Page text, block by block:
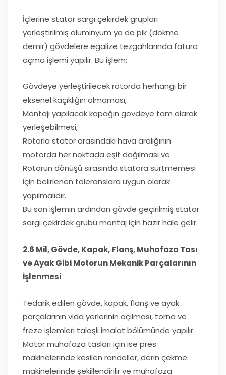
İçlerine stator sargı çekirdek grupları
yerleştirilmiş alüminyum ya da pik (dökme
demir) gövdelere egalize tezgahlarında fatura
açma işlemi yapılır. Bu işlem;
Gövdeye yerleştirilecek rotorda herhangi bir
eksenel kaçıklığın olmaması,
Montajı yapılacak kapağın gövdeye tam olarak
yerleşebilmesi,
Rotorla stator arasındaki hava aralığının
motorda her noktada eşit dağılması ve
Rotorun dönüşü sırasında statora sürtmemesi
için belirlenen toleranslara uygun olarak
yapılmalıdır.
Bu son işlemin ardından gövde geçirilmiş stator
sargı çekirdek grubu montaj için hazır hale gelir.
2.6 Mil, Gövde, Kapak, Flanş, Muhafaza Tası
ve Ayak Gibi Motorun Mekanik Parçalarının
İşlenmesi
Tedarik edilen gövde, kapak, flanş ve ayak
parçalarının vida yerlerinin açılması, torna ve
freze işlemleri talaşlı imalat bölümünde yapılır.
Motor muhafaza tasları için ise pres
makinelerinde kesilen rondeller, derin çekme
makinelerinde şekillendirilir ve muhafaza